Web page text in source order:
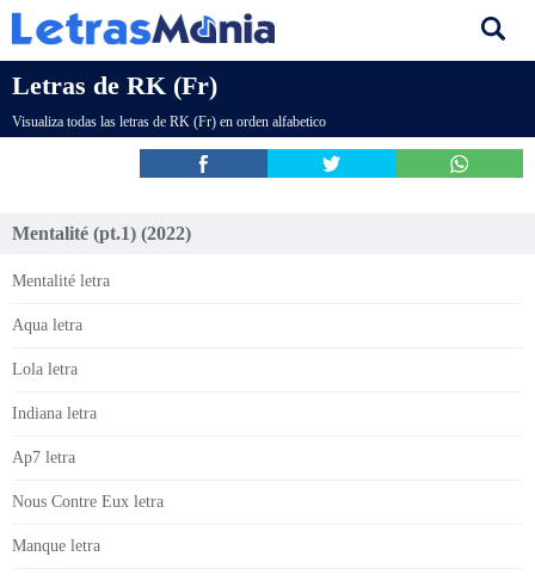
Letras de RK (Fr)
Visualiza todas las letras de RK (Fr) en orden alfabetico
Mentalité (pt.1) (2022)
Mentalité letra
Aqua letra
Lola letra
Indiana letra
Ap7 letra
Nous Contre Eux letra
Manque letra